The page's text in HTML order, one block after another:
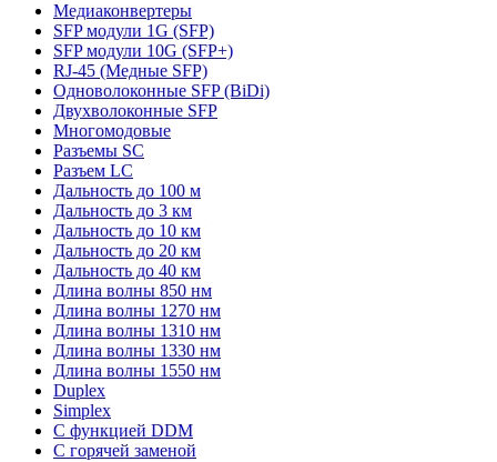
Медиаконвертеры
SFP модули 1G (SFP)
SFP модули 10G (SFP+)
RJ-45 (Медные SFP)
Одноволоконные SFP (BiDi)
Двухволоконные SFP
Многомодовые
Разъемы SC
Разъем LC
Дальность до 100 м
Дальность до 3 км
Дальность до 10 км
Дальность до 20 км
Дальность до 40 км
Длина волны 850 нм
Длина волны 1270 нм
Длина волны 1310 нм
Длина волны 1330 нм
Длина волны 1550 нм
Duplex
Simplex
С функцией DDM
С горячей заменой